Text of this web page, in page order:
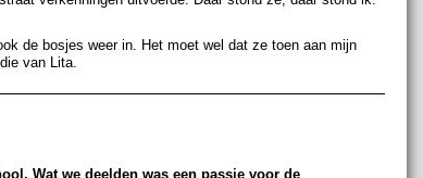
de bosjes weer in. Het moet wel dat ze toen aan mijn
van Lita.
Wat we deelden was een passie voor de